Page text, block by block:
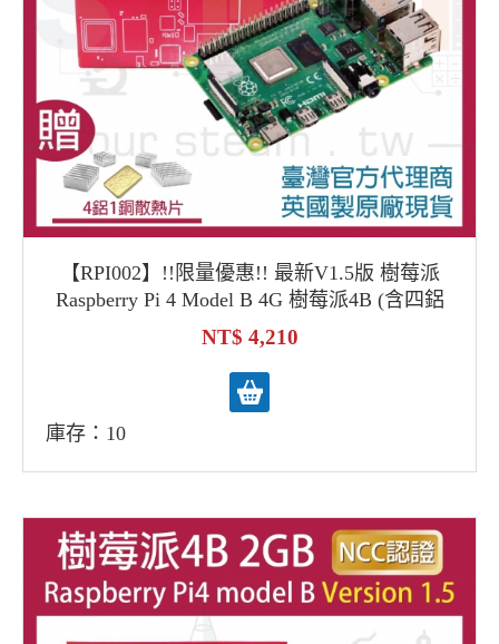
【RPI002】!!限量優惠!! 最新V1.5版 樹莓派
Raspberry Pi 4 Model B 4G 樹莓派4B (含四鋁
一銅散熱片)
4,210
庫存：10